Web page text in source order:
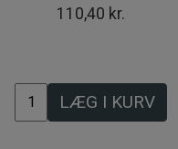
110,40 kr.
LÆG I KURV